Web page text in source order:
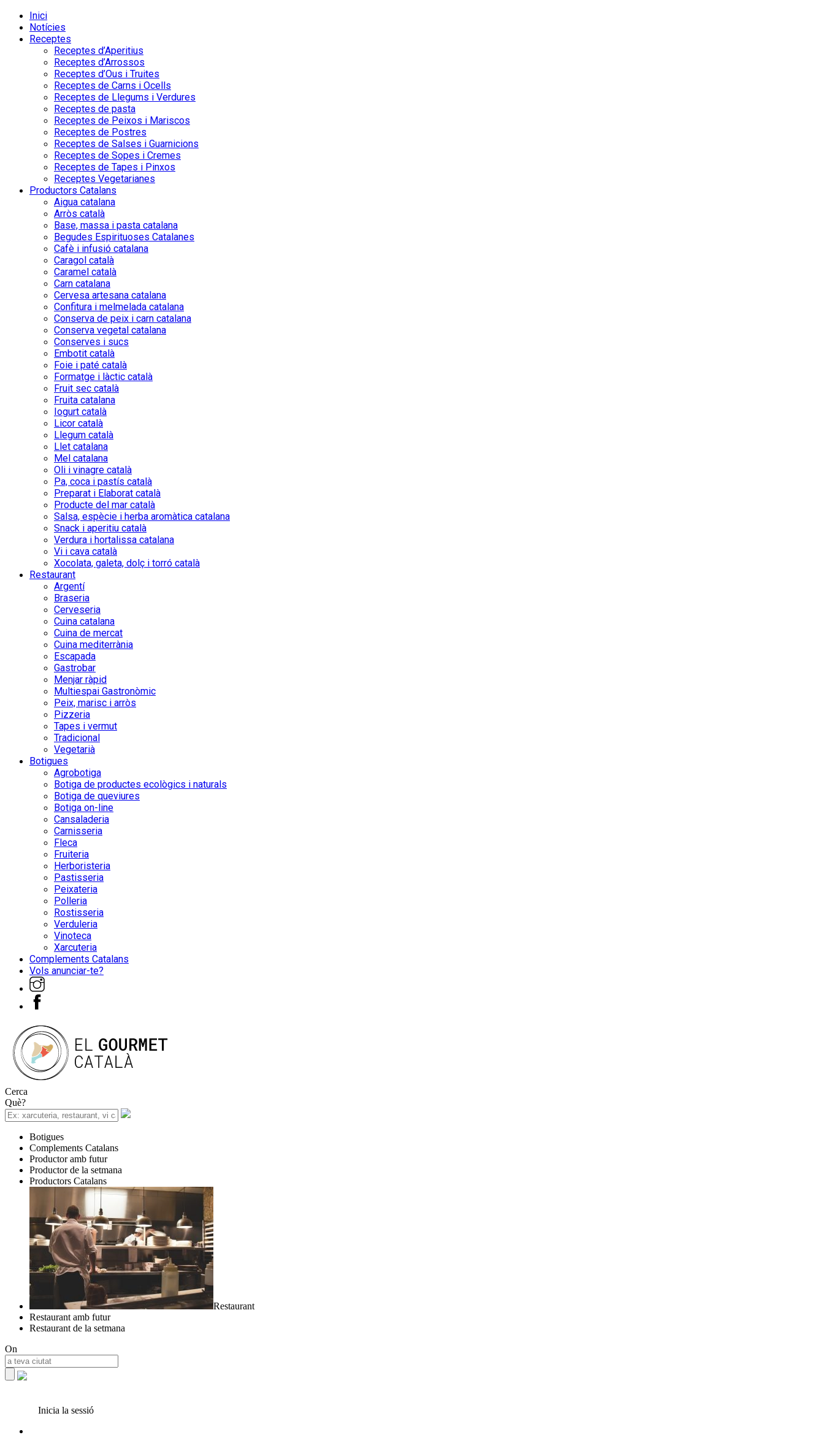
Inici
Notícies
Receptes
Receptes d’Aperitius
Receptes d’Arrossos
Receptes d’Ous i Truites
Receptes de Carns i Ocells
Receptes de Llegums i Verdures
Receptes de pasta
Receptes de Peixos i Mariscos
Receptes de Postres
Receptes de Salses i Guarnicions
Receptes de Sopes i Cremes
Receptes de Tapes i Pinxos
Receptes Vegetarianes
Productors Catalans
Aigua catalana
Arròs català
Base, massa i pasta catalana
Begudes Espirituoses Catalanes
Cafè i infusió catalana
Caragol català
Caramel català
Carn catalana
Cervesa artesana catalana
Confitura i melmelada catalana
Conserva de peix i carn catalana
Conserva vegetal catalana
Conserves i sucs
Embotit català
Foie i paté català
Formatge i làctic català
Fruit sec català
Fruita catalana
Iogurt català
Licor català
Llegum català
Llet catalana
Mel catalana
Oli i vinagre català
Pa, coca i pastís català
Preparat i Elaborat català
Producte del mar català
Salsa, espècie i herba aromàtica catalana
Snack i aperitiu català
Verdura i hortalissa catalana
Vi i cava català
Xocolata, galeta, dolç i torró català
Restaurant
Argentí
Braseria
Cerveseria
Cuina catalana
Cuina de mercat
Cuina mediterrània
Escapada
Gastrobar
Menjar ràpid
Multiespai Gastronòmic
Peix, marisc i arròs
Pizzeria
Tapes i vermut
Tradicional
Vegetarià
Botigues
Agrobotiga
Botiga de productes ecològics i naturals
Botiga de queviures
Botiga on-line
Cansaladeria
Carnisseria
Fleca
Fruiteria
Herboristeria
Pastisseria
Peixateria
Polleria
Rostisseria
Verduleria
Vinoteca
Xarcuteria
Complements Catalans
Vols anunciar-te?
Cerca
Què?
Botigues
Complements Catalans
Productor amb futur
Productor de la setmana
Productors Catalans
Restaurant
Restaurant amb futur
Restaurant de la setmana
On
Inicia la sessió